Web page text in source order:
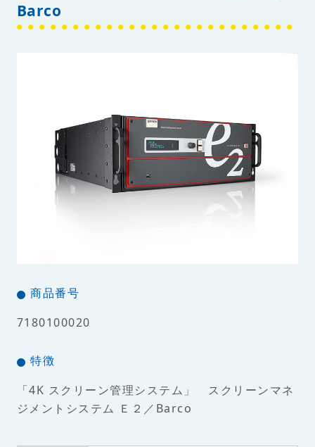
Barco
商品番号
7180100020
特徴
「4K スクリーン管理システム」 スクリーンマネ
ジメントシステム Ｅ２／Barco